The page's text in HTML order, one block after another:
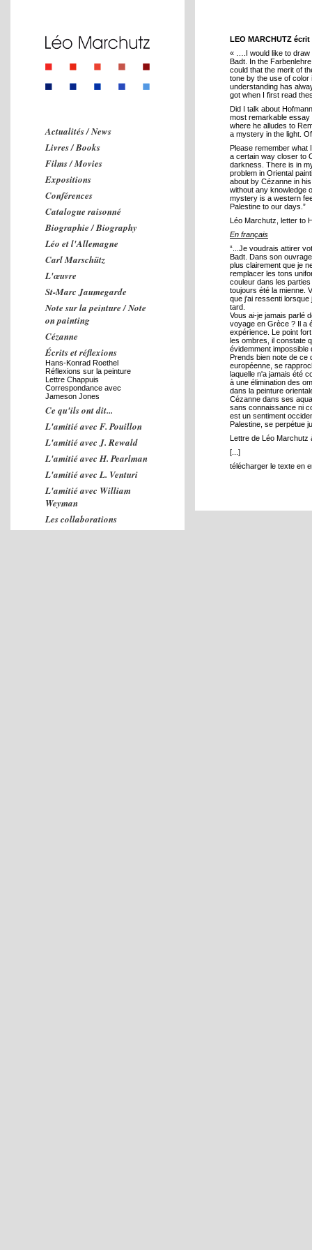
Actualités / News
Livres / Books
Films / Movies
Expositions
Conférences
Catalogue raisonné
Biographie / Biography
Léo et l'Allemagne
Carl Marschütz
L'œuvre
St-Marc Jaumegarde
Note sur la peinture / Note
on painting
Cézanne
Écrits et réflexions
Hans-Konrad Roethel
Réflexions sur la peinture
Lettre Chappuis
Correspondance avec
Jameson Jones
Ce qu'ils ont dit...
L'amitié avec F. Pouillon
L'amitié avec J. Rewald
L'amitié avec H. Pearlman
L'amitié avec L. Venturi
L'amitié avec William
Weyman
Les collaborations
LEO MARCHUTZ
« ….I would like to draw
Badt. In the
could that the merit of
tone by the use of
understanding has
got when I first read
Did I talk about
most remarkable essay
where he alludes to
a mystery in the light.
Please remember what
a certain way closer to
darkness. There is in
problem in Oriental
about by Cézanne in
without any knowledge
mystery is a western
Palestine to our days.”
Léo Marchutz, letter to
En français
“...Je voudrais attirer
Badt. Dans son
plus clairement que je
remplacer les tons
couleur dans les
toujours été la mienne.
que j'ai ressenti
tard.
Vous ai-je jamais parlé
voyage en Grèce ? Il a
expérience. Le point
les ombres, il constate
évidemment
Prends bien note de ce
européenne, se
laquelle n'a jamais été
à une élimination des
dans la peinture
Cézanne dans ses
sans connaissance ni
est un sentiment
Palestine, se perpétue
Lettre de Léo Marchutz
[...]
télécharger le texte en